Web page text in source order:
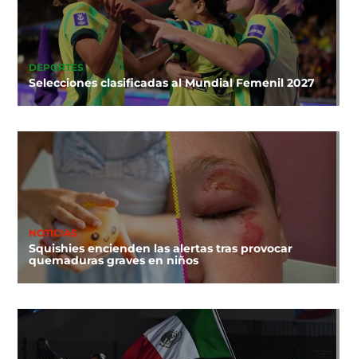
DEPORTES
Selecciones clasificadas al Mundial Femenil 2027
NOTICIAS
Squishies encienden las alertas tras provocar
quemaduras graves en niños